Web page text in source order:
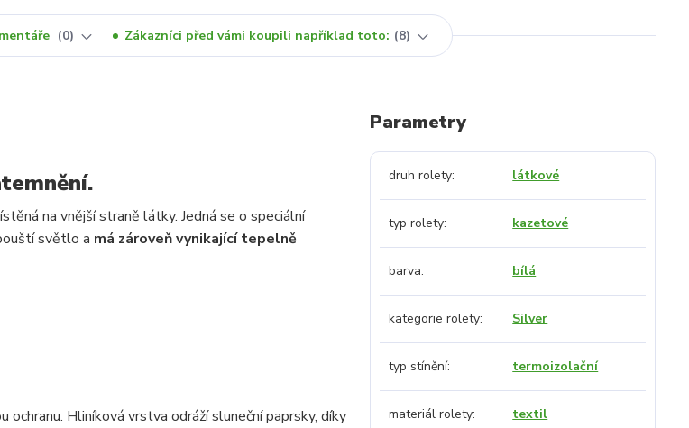
0 Zákazníci před vámi koupili například toto: 8
na vnější straně látky. Jedná se o speciální
světlo a má zároveň vynikající tepelně
Hliníková vrstva odráží sluneční paprsky, díky
Parametry
druh rolety látkové
typ rolety kazetové
barva bílá
kategorie rolety Silver
typ stínění termoizolační
materiál rolety textil